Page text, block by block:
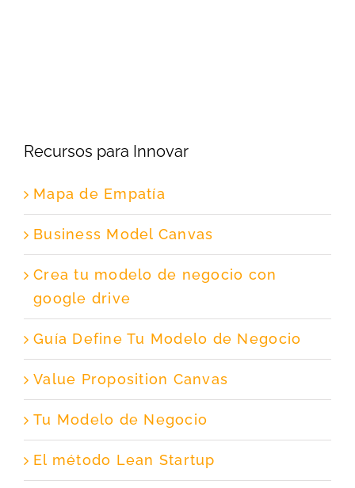
Recursos para Innovar
Mapa de Empatía
Business Model Canvas
Crea tu modelo de negocio con
google drive
Guía Define Tu Modelo de Negocio
Value Proposition Canvas
Tu Modelo de Negocio
El método Lean Startup